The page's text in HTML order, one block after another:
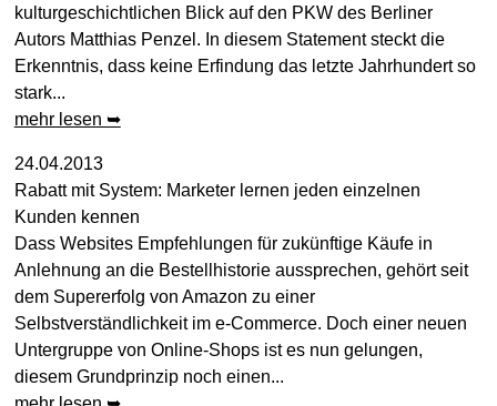
kulturgeschichtlichen Blick auf den PKW des Berliner
Autors Matthias Penzel. In diesem Statement steckt die
Erkenntnis, dass keine Erfindung das letzte Jahrhundert so
stark...
mehr lesen ➥
24.04.2013
Rabatt mit System: Marketer lernen jeden einzelnen
Kunden kennen
Dass Websites Empfehlungen für zukünftige Käufe in
Anlehnung an die Bestellhistorie aussprechen, gehört seit
dem Supererfolg von Amazon zu einer
Selbstverständlichkeit im e-Commerce. Doch einer neuen
Untergruppe von Online-Shops ist es nun gelungen,
diesem Grundprinzip noch einen...